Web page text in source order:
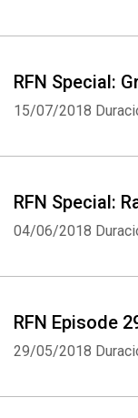
RFN Special:
15/07/2018
RFN Special:
04/06/2018
RFN Episode
29/05/2018